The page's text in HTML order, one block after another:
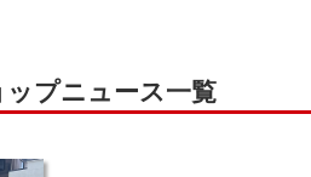
プニュース一覧